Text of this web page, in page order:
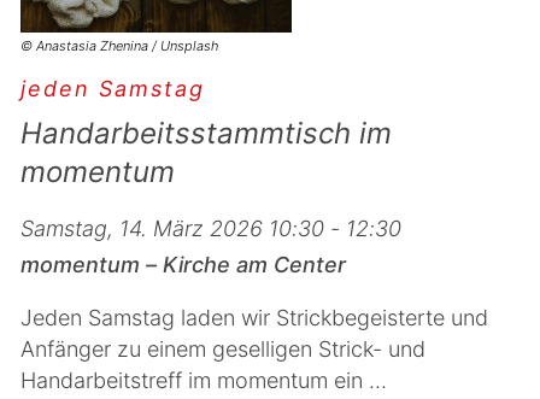
© Anastasia Zhenina / Unsplash
jeden Samstag
Handarbeitsstammtisch im
momentum
Samstag, 14. März 2026 10:30 - 12:30
momentum – Kirche am Center
Jeden Samstag laden wir Strickbegeisterte und
Anfänger zu einem geselligen Strick- und
Handarbeitstreff im momentum ein ...